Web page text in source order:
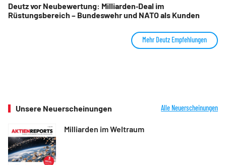
Deutz vor Neubewertung: Milliarden‑Deal im
Rüstungsbereich – Bundeswehr und NATO als Kunden
Mehr Deutz Empfehlungen
Unsere Neuerscheinungen Alle Neuerscheinungen
Milliarden im Weltraum